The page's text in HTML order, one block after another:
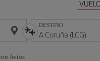
DESTINO
Avios